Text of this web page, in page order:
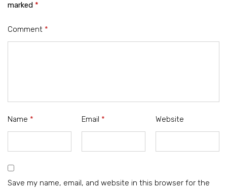
marked *
Comment *
Name * Email * Website
Save my name, email, and website in this browser for the